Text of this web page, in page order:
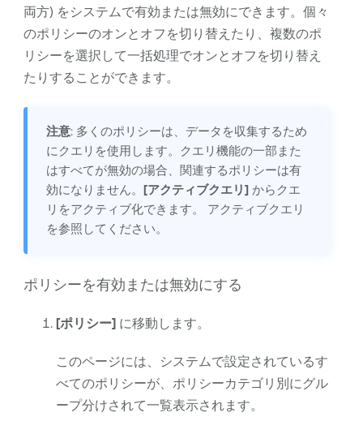
両方) をシステムで有効または無効にできます。個々
のポリシーのオンとオフを切り替えたり、複数のポ
リシーを選択して一括処理でオンとオフを切り替え
たりすることができます。
注意: 多くのポリシーは、データを収集するため
にクエリを使用します。クエリ機能の一部また
はすべてが無効の場合、関連するポリシーは有
効になりません。
[アクティブクエリ] からクエ
リをアクティブ化できます。 アクティブクエリ
を参照してください。
ポリシーを有効または無効にする
[ポリシー]に移動します。
このページには、システムで設定されているす
べてのポリシーが、ポリシーカテゴリ別にグル
ープ分けされて一覧表示されます。